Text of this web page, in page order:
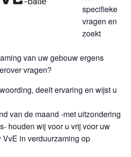
specifieke
vragen en
zoekt
van uw gebouw ergens
vragen?
deelt ervaring en wijst u
van de maand -met uitzondering
houden wij voor u vrij voor uw
in verduurzaming op